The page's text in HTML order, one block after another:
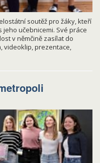
soutěž pro žáky, kteří
učebnicemi. Své práce
v němčině zasílat do
videoklip, prezentace,